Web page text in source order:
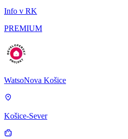
Info v RK
PREMIUM
WatsoNova Košice
Košice-Sever